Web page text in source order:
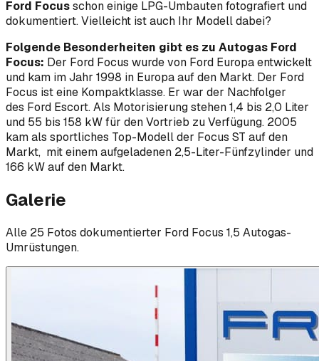
Ford Focusschon einige LPG-Umbauten fotografiert und
dokumentiert. Vielleicht ist auch Ihr Modell dabei?
Folgende Besonderheiten gibt es zu Autogas Ford
Focus: Der Ford Focus wurde von Ford Europa entwickelt
und kam im Jahr 1998 in Europa auf den Markt. Der Ford
Focus ist eine Kompaktklasse. Er war der Nachfolger
des Ford Escort. Als Motorisierung stehen 1,4 bis 2,0 Liter
und 55 bis 158 kW für den Vortrieb zu Verfügung. 2005
kam als sportliches Top-Modell der Focus ST auf den
Markt, mit einem aufgeladenen 2,5-Liter-Fünfzylinder und
166 kW auf den Markt.
Galerie
Alle 25 Fotos dokumentierter Ford Focus 1,5 Autogas-
Umrüstungen.